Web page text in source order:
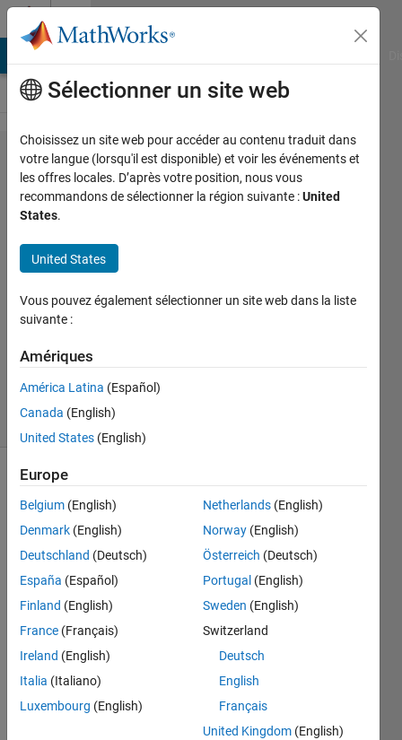
Passer au contenu
Problem
50897.
Draw a
'9' in a
zero
matrix!
Botond
655
1 likes
Given
a x-
by-x
filled
with
zeros
odd
and >
3).
Sélectionner un site web
Choisissez un site web pour accéder au contenu traduit dans
votre langue (lorsqu'il est disponible) et voir les événements et
les offres locales. D’après votre position, nous vous
recommandons de sélectionner la région suivante :United
States.
United States
Vous pouvez également sélectionner un site web dans la liste
suivante :
Amériques
América Latina (Español)
Canada (English)
United States (English)
Europe
Belgium (English)
Denmark (English)
Deutschland (Deutsch)
España (Español)
Finland (English)
France (Français)
Ireland (English)
Italia (Italiano)
Luxembourg (English)
Netherlands (English)
Norway (English)
Österreich (Deutsch)
Portugal (English)
Sweden (English)
Switzerland
Deutsch
English
Français
United Kingdom (English)